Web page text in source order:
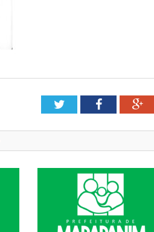
TwitterFacebook